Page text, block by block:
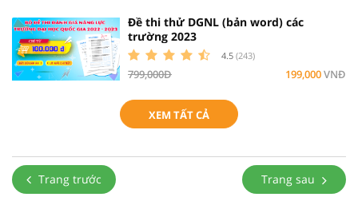
Đề thi thử DGNL (bản word) các
trường 2023
4.5 (243)
799,000Đ 199,000VNĐ
XEM TẤT CẢ
Trang trước Trang sau